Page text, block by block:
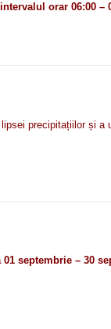
orar 06:00 –
precipitațiilor și
septembrie – 30